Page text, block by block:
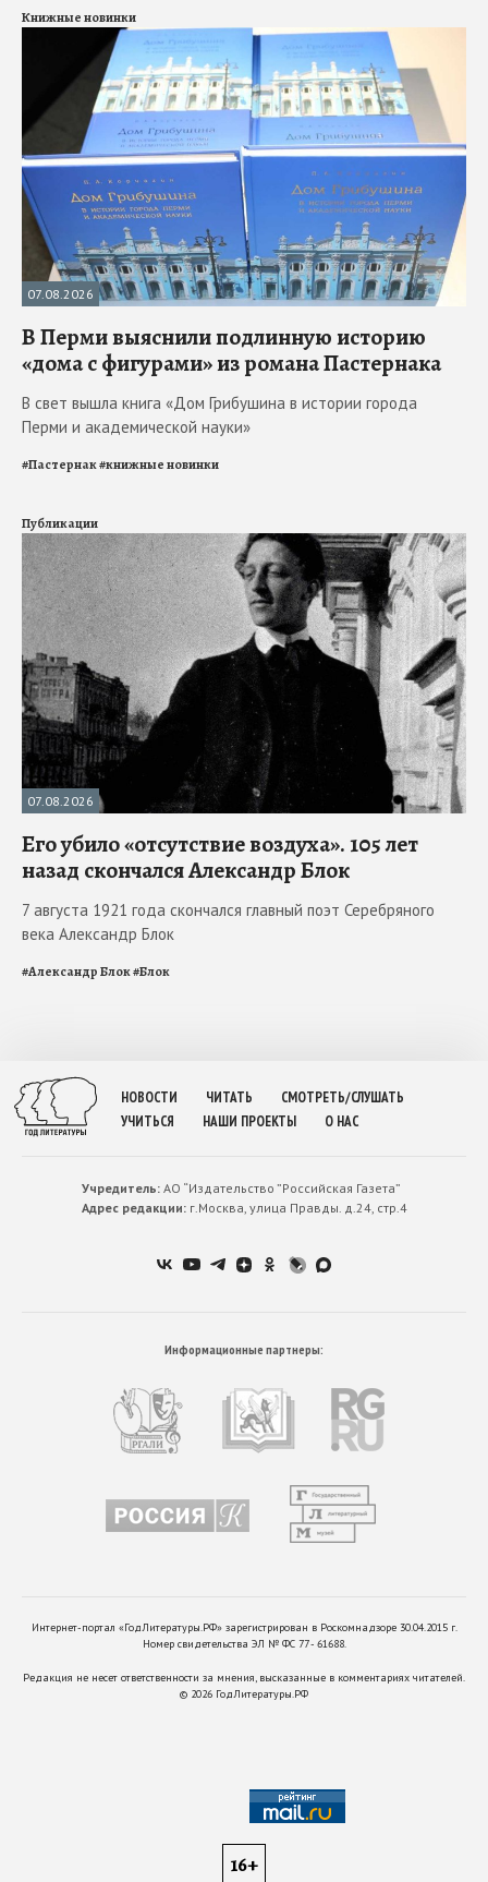
Книжные новинки
07.08.2026
В Перми выяснили подлинную историю
«дома с фигурами» из романа Пастернака
В свет вышла книга «Дом Грибушина в истории города
Перми и академической науки»
#Пастернак#книжные новинки
Публикации
07.08.2026
Его убило «отсутствие воздуха». 105 лет
назад скончался Александр Блок
7 августа 1921 года скончался главный поэт Серебряного
века Александр Блок
#Александр Блок#Блок
НОВОСТИ ЧИТАТЬ
СМОТРЕТЬ/СЛУШАТЬ
УЧИТЬСЯ
НАШИ ПРОЕКТЫ О НАС
Учредитель:АО “Издательство ”Российская Газета”
Адрес редакции:г.Москва, улица Правды. д.24, стр.4
Информационные партнеры:
Интернет-портал «ГодЛитературы.РФ» зарегистрирован в Роскомнадзоре 30.04.2015 г.
Номер свидетельства ЭЛ № ФС 77 - 61688.
Редакция не несет ответственности за мнения, высказанные в комментариях читателей.
© 2026 ГодЛитературы.РФ
16+